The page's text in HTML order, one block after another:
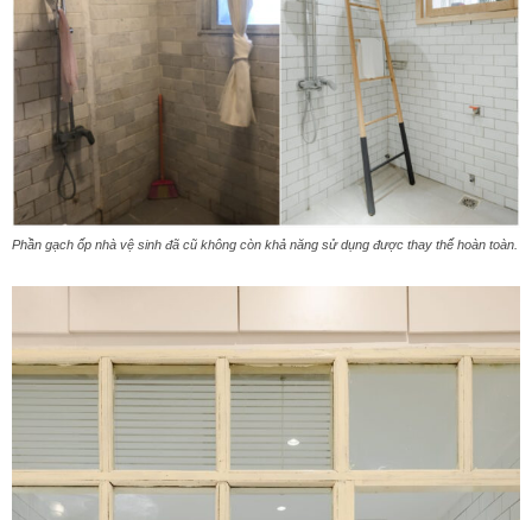
Phần gạch ốp nhà vệ sinh đã cũ không còn khả năng sử dụng được thay thế hoàn toàn.